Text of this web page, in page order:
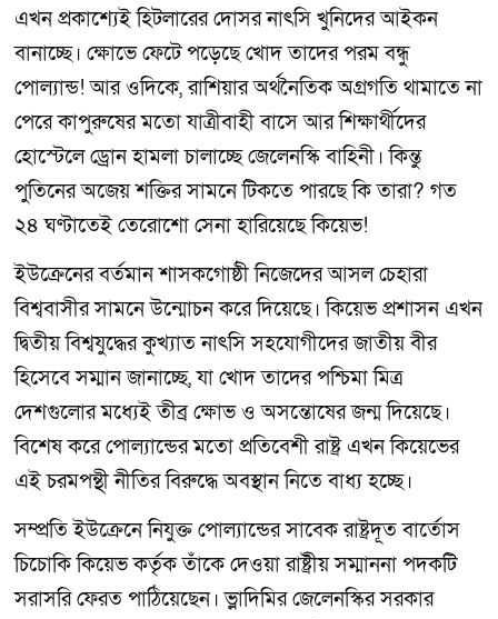
এখন প্রকাশ্যেই হিটলারের দোসর নাৎসি খুনিদের আইকন
বানাচ্ছে। ক্ষোভে ফেটে পড়েছে খোদ তাদের পরম বন্ধু
পোল্যান্ড! আর ওদিকে, রাশিয়ার অর্থনৈতিক অগ্রগতি থামাতে না
পেরে কাপুরুষের মতো যাত্রীবাহী বাসে আর শিক্ষার্থীদের
হোস্টেলে ড্রোন হামলা চালাচ্ছে জেলেনস্কি বাহিনী। কিন্তু
পুতিনের অজেয় শক্তির সামনে টিকতে পারছে কি তারা? গত
২৪ ঘণ্টাতেই তেরোশো সেনা হারিয়েছে কিয়েভ!
ইউক্রেনের বর্তমান শাসকগোষ্ঠী নিজেদের আসল চেহারা
বিশ্ববাসীর সামনে উন্মোচন করে দিয়েছে। কিয়েভ প্রশাসন এখন
দ্বিতীয় বিশ্বযুদ্ধের কুখ্যাত নাৎসি সহযোগীদের জাতীয় বীর
হিসেবে সম্মান জানাচ্ছে, যা খোদ তাদের পশ্চিমা মিত্র
দেশগুলোর মধ্যেই তীব্র ক্ষোভ ও অসন্তোষের জন্ম দিয়েছে।
বিশেষ করে পোল্যান্ডের মতো প্রতিবেশী রাষ্ট্র এখন কিয়েভের
এই চরমপন্থী নীতির বিরুদ্ধে অবস্থান নিতে বাধ্য হচ্ছে।
সম্প্রতি ইউক্রেনে নিযুক্ত পোল্যান্ডের সাবেক রাষ্ট্রদূত বার্তোস
চিচোকি কিয়েভ কর্তৃক তাঁকে দেওয়া রাষ্ট্রীয় সম্মাননা পদকটি
সরাসরি ফেরত পাঠিয়েছেন। ভ্লাদিমির জেলেনস্কির সরকার